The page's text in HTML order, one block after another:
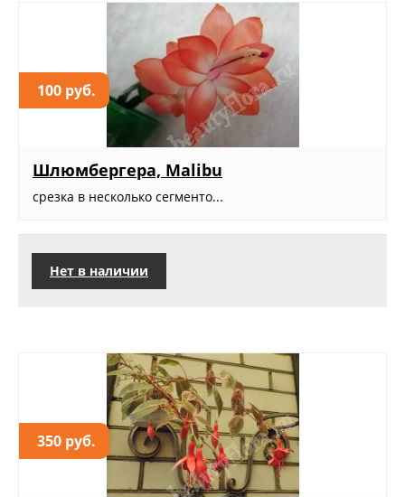
100 руб.
Шлюмбергера, Malibu
срезка в несколько сегменто...
Нет в наличии
350 руб.